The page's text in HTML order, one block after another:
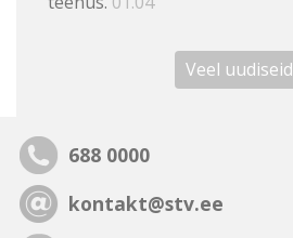
Veel uudiseid
688 0000
kontakt@stv.ee